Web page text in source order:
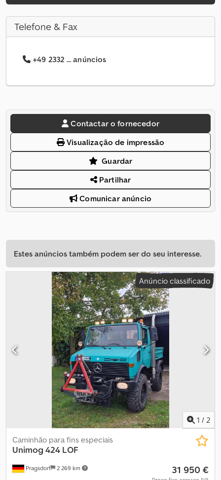
Telefone & Fax
+49 2332 ... anúncios
Contactar o fornecedor
Visualização de impressão
Guardar
Partilhar
Comunicar anúncio
Estes anúncios também podem ser do seu interesse.
Anúncio classificado
1 / 2
Pragsdorf 2 269 km
Caminhão para fins especiais
Unimog 424 LOF
31 950 €